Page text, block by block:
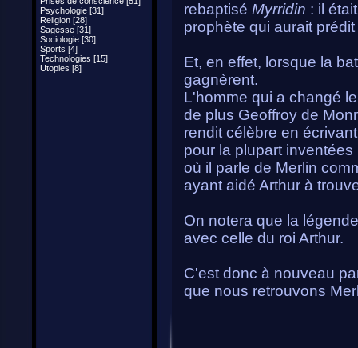
Psychologie [31]
Religion [28]
Sagesse [31]
Sociologie [30]
Sports [4]
Technologies [15]
Utopies [8]
rebaptisé Myrridin : il
prophète qui aurait
Et, en effet, lorsque la
gagnèrent.
L'homme qui a changé
de plus Geoffroy de
rendit célèbre en
pour la plupart
où il parle de Merlin
ayant aidé Arthur à
On notera que la
avec celle du roi Arthur.
C'est donc à nouveau
que nous retrouvons